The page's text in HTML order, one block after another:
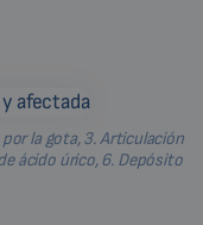
la gota, 3. Articulación
ácido úrico, 6. Depósito